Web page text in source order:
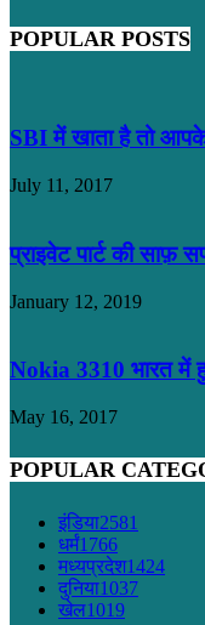
POPULAR POSTS
SBI में खाता है तो
July 11, 2017
प्राइवेट पार्ट की
January 12, 2019
Nokia 3310 भारत में
May 16, 2017
POPULAR
इंडिया2581
धर्मं1766
मध्यप्रदेश1424
दुनिया1037
खेल1019